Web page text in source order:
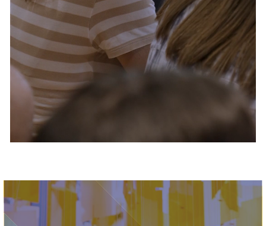
Servizi e accessibilità
Contatti
FAQ
Biglietti
Immagine